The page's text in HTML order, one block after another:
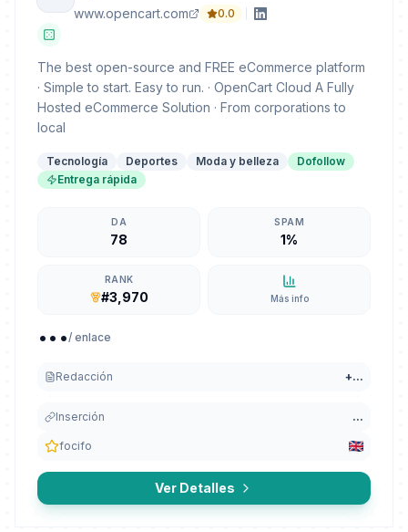
www.opencart.com 0.0
The best open-source and FREE eCommerce platform
· Simple to start. Easy to run. · OpenCart Cloud A Fully
Hosted eCommerce Solution · From corporations to
local
Tecnología Deportes Moda y belleza
Dofollow
Entrega rápida
DA
78
SPAM
1%
RANK
#3,970 Más info
.../ enlace
Redacción +...
Inserción ...
focifo
Ver Detalles